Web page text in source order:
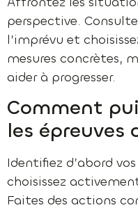
perspective.
l’imprévu et
mesures concrètes,
aider à progresser.
Comment
les épreuves
Identifiez d’abord
choisissez
Faites des actions